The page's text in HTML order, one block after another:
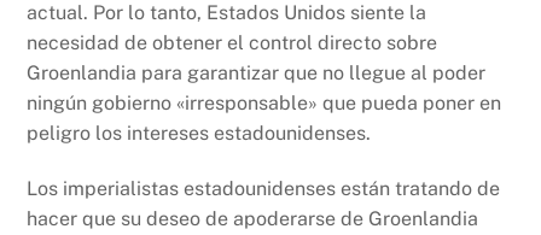
actual. Por lo tanto, Estados Unidos siente la
necesidad de obtener el control directo sobre
Groenlandia para garantizar que no llegue al poder
ningún gobierno «irresponsable» que pueda poner en
peligro los intereses estadounidenses.
Los imperialistas estadounidenses están tratando de
hacer que su deseo de apoderarse de Groenlandia